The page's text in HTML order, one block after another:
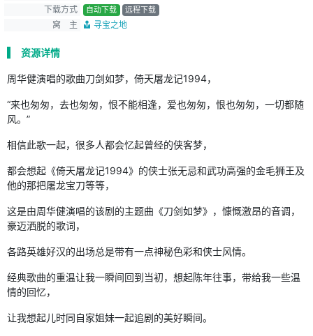
下载方式
自动下载 远程下载
窝 主 寻宝之地
资源详情
周华健演唱的歌曲刀剑如梦，倚天屠龙记1994，
“来也匆匆，去也匆匆，恨不能相逢，爱也匆匆，恨也匆匆，一切都随
风。”
相信此歌一起，很多人都会忆起曾经的侠客梦，
都会想起《倚天屠龙记1994》的侠士张无忌和武功高强的金毛狮王及
他的那把屠龙宝刀等等，
这是由周华健演唱的该剧的主题曲《刀剑如梦》，慷慨激昂的音调，
豪迈洒脱的歌词，
各路英雄好汉的出场总是带有一点神秘色彩和侠士风情。
经典歌曲的重温让我一瞬间回到当初，想起陈年往事，带给我一些温
情的回忆，
让我想起儿时同自家姐妹一起追剧的美好瞬间。